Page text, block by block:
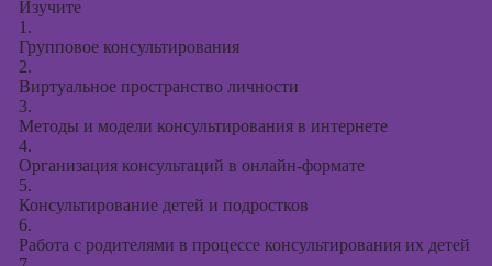
Изучите
1.
Групповое консультирования
2.
Виртуальное пространство личности
3.
Методы и модели консультирования в интернете
4.
Организация консультаций в онлайн-формате
5.
Консультирование детей и подростков
6.
Работа с родителями в процессе консультирования их детей